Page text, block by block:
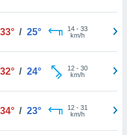
33° / 25° 14- 33
km/h
32° / 24° 12- 30
km/h
34° / 23° 12- 31
km/h